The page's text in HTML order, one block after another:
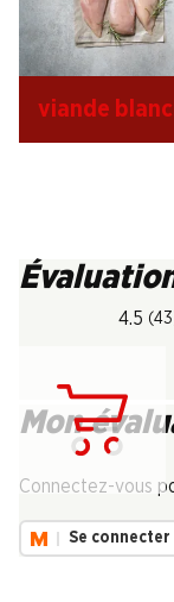
viande
4.5
Mon
Connectez-vous
Se connecter